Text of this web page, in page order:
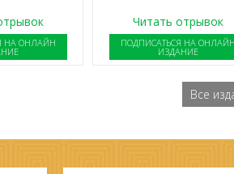
НА ОНЛАЙН
Читать отрывок
ПОДПИСАТЬСЯ НА ОНЛАЙН
ИЗДАНИЕ
Все